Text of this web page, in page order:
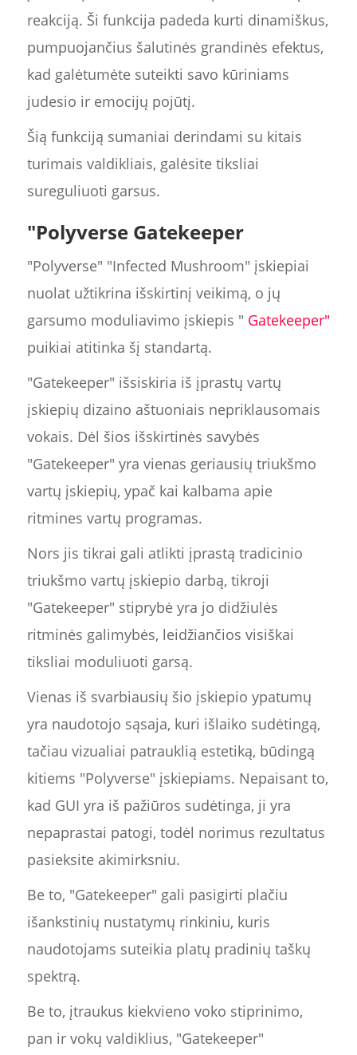
reakciją. Ši funkcija padeda kurti dinamiškus,
pumpuojančius šalutinės grandinės efektus,
kad galėtumėte suteikti savo kūriniams
judesio ir emocijų pojūtį.
Šią funkciją sumaniai derindami su kitais
turimais valdikliais, galėsite tiksliai
sureguliuoti garsus.
"Polyverse Gatekeeper
"Polyverse" "Infected Mushroom" įskiepiai
nuolat užtikrina išskirtinį veikimą, o jų
garsumo moduliavimo įskiepis " Gatekeeper"
puikiai atitinka šį standartą.
"Gatekeeper" išsiskiria iš įprastų vartų
įskiepių dizaino aštuoniais nepriklausomais
vokais. Dėl šios išskirtinės savybės
"Gatekeeper" yra vienas geriausių triukšmo
vartų įskiepių, ypač kai kalbama apie
ritmines vartų programas.
Nors jis tikrai gali atlikti įprastą tradicinio
triukšmo vartų įskiepio darbą, tikroji
"Gatekeeper" stiprybė yra jo didžiulės
ritminės galimybės, leidžiančios visiškai
tiksliai moduliuoti garsą.
Vienas iš svarbiausių šio įskiepio ypatumų
yra naudotojo sąsaja, kuri išlaiko sudėtingą,
tačiau vizualiai patrauklią estetiką, būdingą
kitiems "Polyverse" įskiepiams. Nepaisant to,
kad GUI yra iš pažiūros sudėtinga, ji yra
nepaprastai patogi, todėl norimus rezultatus
pasieksite akimirksniu.
Be to, "Gatekeeper" gali pasigirti plačiu
išankstinių nustatymų rinkiniu, kuris
naudotojams suteikia platų pradinių taškų
spektrą.
Be to, įtraukus kiekvieno voko stiprinimo,
pan ir vokų valdiklius, "Gatekeeper"